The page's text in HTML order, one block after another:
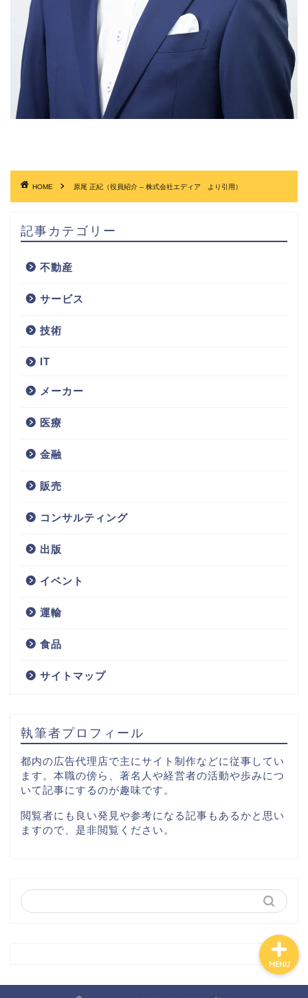
HOME 原尾 正紀（役員紹介 – 株式会社エディア より引用）
記事カテゴリー
不動産
サービス
技術
IT
メーカー
医療
金融
販売
コンサルティング
出版
イベント
運輸
食品
サイトマップ
執筆者プロフィール
都内の広告代理店で主にサイト制作などに従事してい
ます。本職の傍ら、著名人や経営者の活動や歩みにつ
いて記事にするのが趣味です。
閲覧者にも良い発見や参考になる記事もあるかと思い
ますので、是非閲覧ください。
MENU
イベント